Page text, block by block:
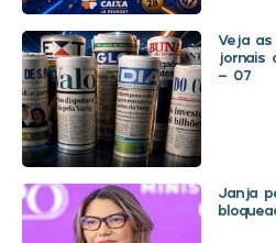
Veja as
jornais
– 07
Janja